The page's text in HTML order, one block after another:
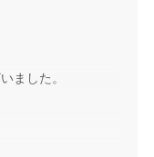
ました。
にご満足いただけ